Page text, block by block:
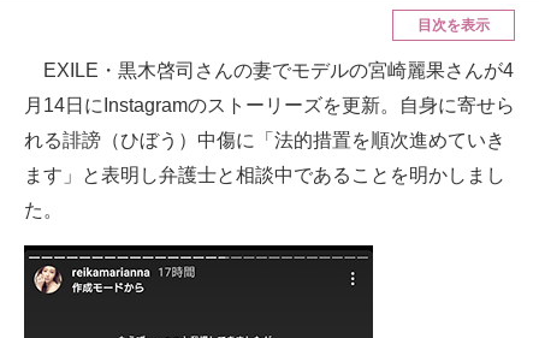
スマホと通信の最新トレンド
ビジネスと働き方のヒント
目次を表示
EXILE・黒木啓司さんの妻でモデルの宮崎麗果さんが4
月14日にInstagramのストーリーズを更新。自身に寄せら
れる誹謗（ひぼう）中傷に「法的措置を順次進めていき
ます」と表明し弁護士と相談中であることを明かしまし
た。